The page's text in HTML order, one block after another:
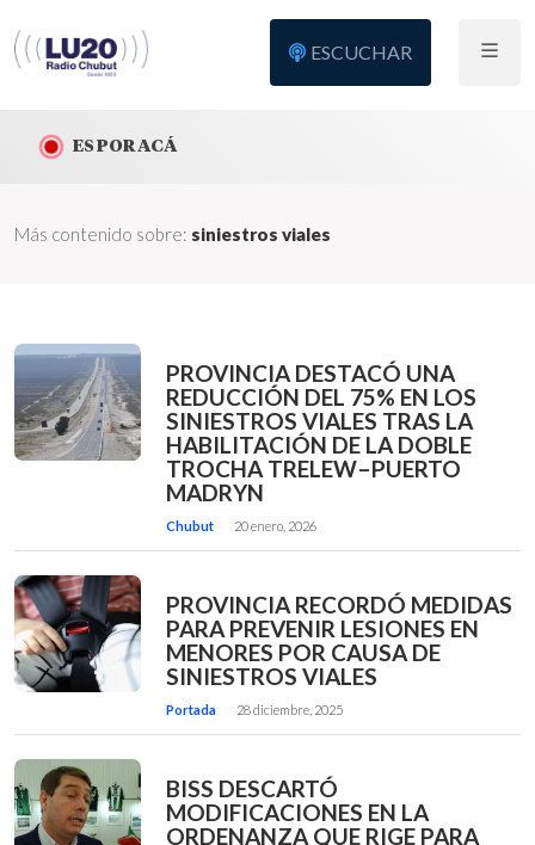
ESCUCHAR
ES POR ACÁ
Más contenido sobre: siniestros viales
PROVINCIA DESTACÓ UNA
REDUCCIÓN DEL 75% EN LOS
SINIESTROS VIALES TRAS LA
HABILITACIÓN DE LA DOBLE
TROCHA TRELEW–PUERTO
MADRYN
Chubut 20 enero, 2026
PROVINCIA RECORDÓ MEDIDAS
PARA PREVENIR LESIONES EN
MENORES POR CAUSA DE
SINIESTROS VIALES
Portada 28 diciembre, 2025
BISS DESCARTÓ
MODIFICACIONES EN LA
ORDENANZA QUE RIGE PARA